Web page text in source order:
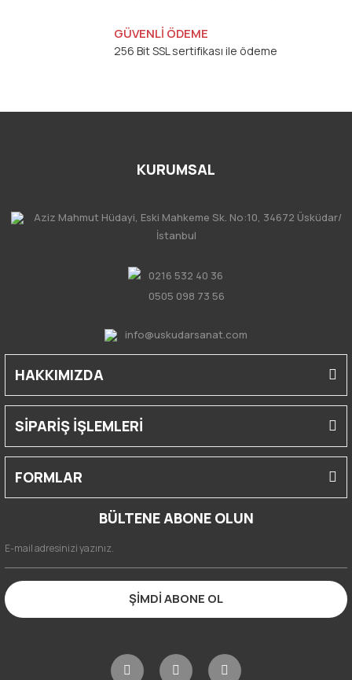
GÜVENLİ ÖDEME
256 Bit SSL sertifikası ile ödeme
KURUMSAL
Aziz Mahmut Hüdayi, Eski Mahkeme Sk. No:10, 34672 Üsküdar/
İstanbul
0216 532 40 36
0505 098 73 56
info@uskudarsanat.com
HAKKIMIZDA
SİPARİŞ İŞLEMLERİ
FORMLAR
BÜLTENE ABONE OLUN
ŞİMDİ ABONE OL